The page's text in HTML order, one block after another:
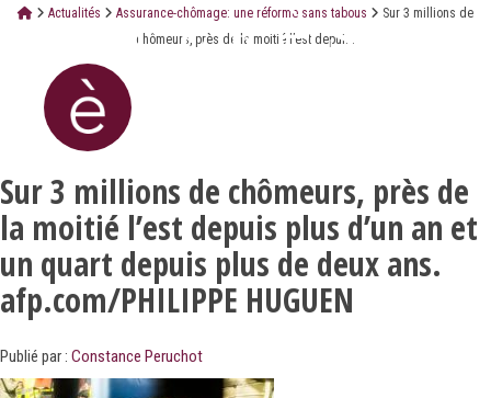
Actualités Assurance-chômage: une réforme sans tabous
Sur 3 millions de
chômeurs, près de la moitié l’est depui...
Sur 3 millions de chômeurs, près de
la moitié l’est depuis plus d’un an et
un quart depuis plus de deux ans.
afp.com/PHILIPPE HUGUEN
Publié par : Constance Peruchot